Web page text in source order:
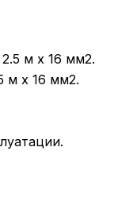
м х 16 мм2.
м х 16 мм2.